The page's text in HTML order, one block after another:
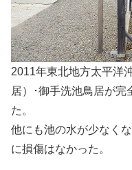
2011年東北地方太平洋
居）･御手洗池鳥居が
た。
他にも池の水が少なく
に損傷はなかった。